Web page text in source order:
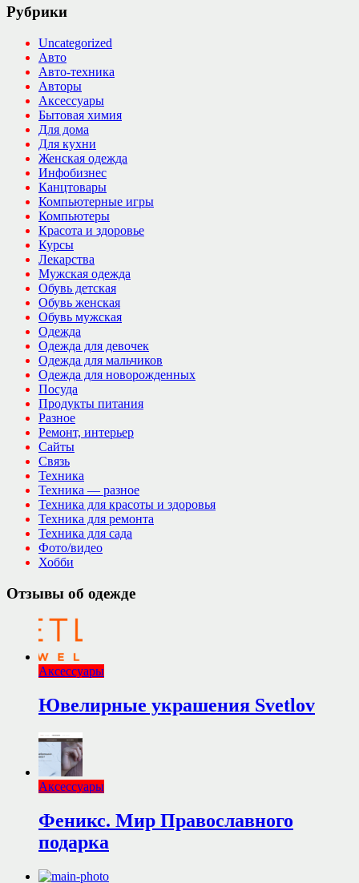
Рубрики
Uncategorized
Авто
Авто-техника
Авторы
Аксессуары
Бытовая химия
Для дома
Для кухни
Женская одежда
Инфобизнес
Канцтовары
Компьютерные игры
Компьютеры
Красота и здоровье
Курсы
Лекарства
Мужская одежда
Обувь детская
Обувь женская
Обувь мужская
Одежда
Одежда для девочек
Одежда для мальчиков
Одежда для новорожденных
Посуда
Продукты питания
Разное
Ремонт, интерьер
Сайты
Связь
Техника
Техника — разное
Техника для красоты и здоровья
Техника для ремонта
Техника для сада
Фото/видео
Хобби
Отзывы об одежде
Аксессуары
Ювелирные украшения Svetlov
Аксессуары
Феникс. Мир Православного
подарка